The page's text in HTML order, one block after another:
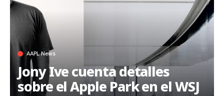
AAPL News
Jony Ive cuenta detalles
sobre el Apple Park en el WSJ